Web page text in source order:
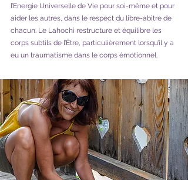
l’Energie Universelle de Vie pour soi-même et pour
aider les autres, dans le respect du libre-abitre de
chacun. Le Lahochi restructure et équilibre les
corps subtils de l’Être, particulièrement lorsqu’il y a
eu un traumatisme dans le corps émotionnel.